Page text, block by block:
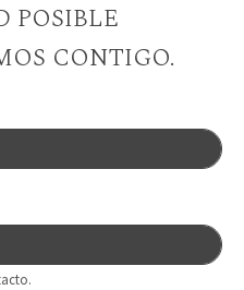
POSIBLE
CONTIGO.